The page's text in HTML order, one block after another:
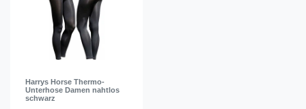
Harrys Horse Thermo-
Unterhose Damen nahtlos
schwarz